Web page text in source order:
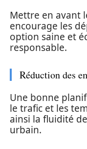
Mettre en avant
encourage les
option saine et
responsable.
Réduction des
Une bonne
le trafic et les
ainsi la fluidité
urbain.